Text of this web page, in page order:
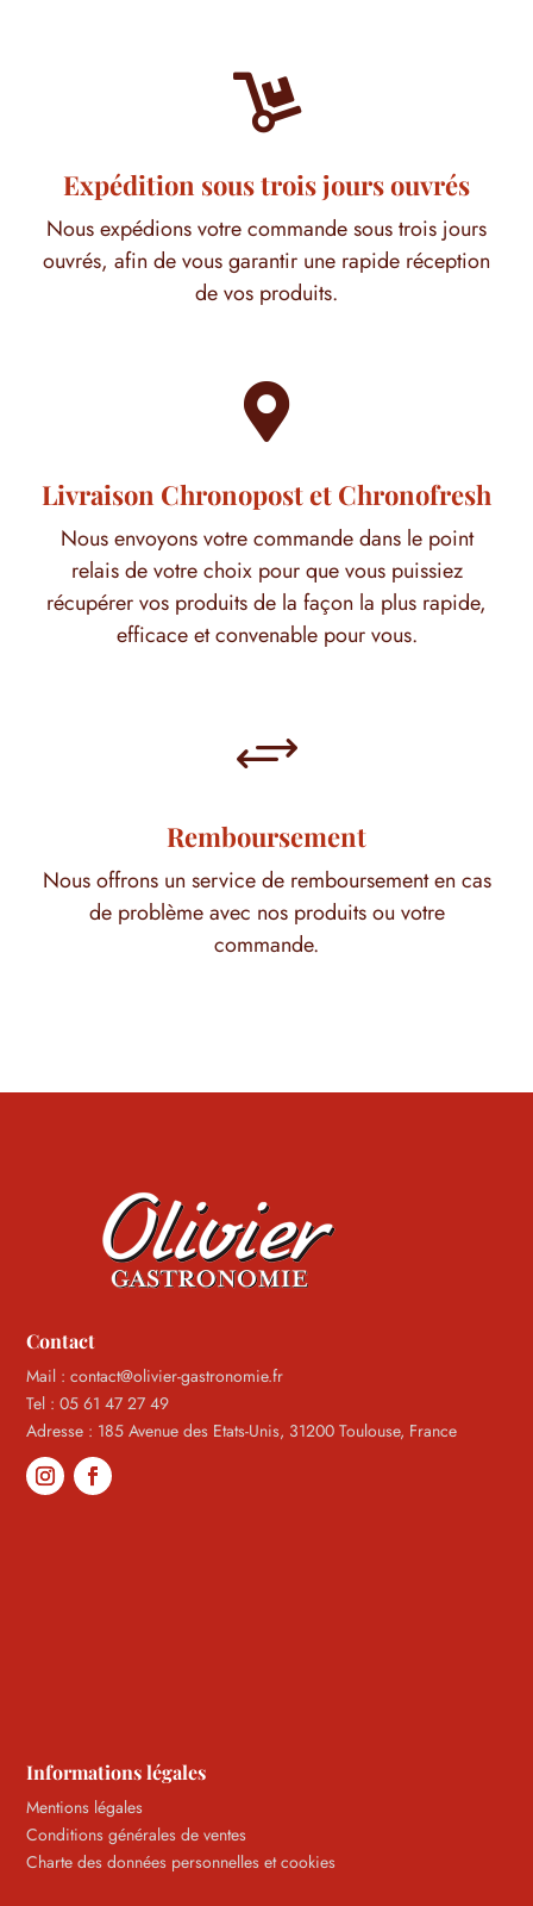

Expédition sous trois jours ouvrés
Nous expédions votre commande sous trois jours
ouvrés, afin de vous garantir une rapide réception
de vos produits.

Livraison Chronopost et Chronofresh
Nous envoyons votre commande dans le point
relais de votre choix pour que vous puissiez
récupérer vos produits de la façon la plus rapide,
efficace et convenable pour vous.
+
Remboursement
Nous offrons un service de remboursement en cas
de problème avec nos produits ou votre
commande.
Contact
Mail : contact@olivier-gastronomie.fr
Tel : 05 61 47 27 49
Adresse : 185 Avenue des Etats-Unis, 31200 Toulouse, France
Informations légales
Mentions légales
Conditions générales de ventes
Charte des données personnelles et cookies